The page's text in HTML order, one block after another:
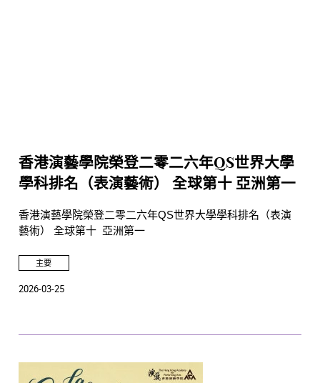
香港演藝學院榮登二零二六年QS世界大學
學科排名（表演藝術） 全球第十 亞洲第一
香港演藝學院榮登二零二六年QS世界大學學科排名（表演
藝術） 全球第十 亞洲第一
主要
2026-03-25